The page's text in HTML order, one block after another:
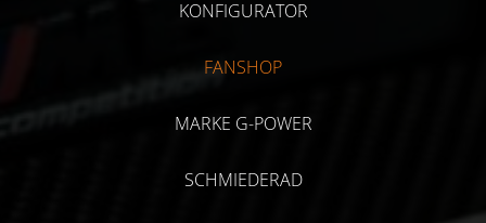
KONFIGURATOR
FANSHOP
MARKE G-POWER
SCHMIEDERAD